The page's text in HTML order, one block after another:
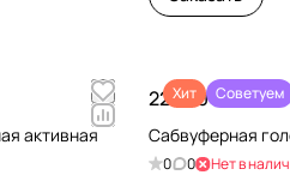
активная
Хит Советуем
22 680 ₽/шт
Сабвуферная
0 0 Нет в